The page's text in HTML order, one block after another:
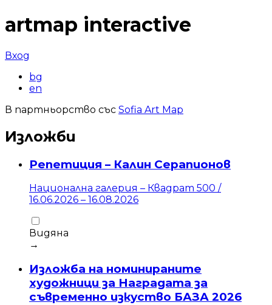
artmap interactive
Вход
bg
en
В партньорство със Sofia Art Map
Изложби
Репетиция – Калин Серапионов
Национална галерия – Квадрат 500 /
16.06.2026 – 16.08.2026
Видяна
→
Изложба на номинираните
художници за Наградата за
съвременно изкуство БАЗА 2026